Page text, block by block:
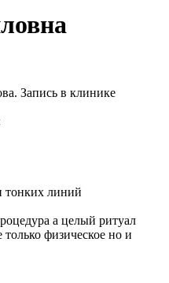
тонких линий
а целый ритуал
физическое но и